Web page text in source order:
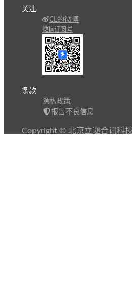
关注
CL的微博
微信订阅号
条款
隐私政策
报告不良信息
Copyright © 北京立迩合讯科